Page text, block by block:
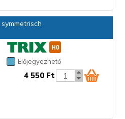
Előjegyezhető
4 550 Ft